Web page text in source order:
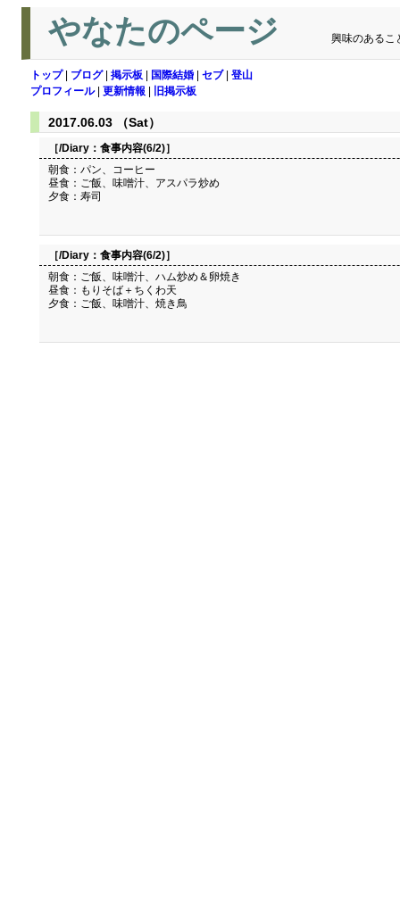
やなたのページ 興味のあるこ
トップ| ブログ| 掲示板 国際結婚 セブ| 登山
プロフィール| 更新情報 旧掲示板
2017.06.03 （Sat）
［/Diary： 食事内容(6/2)］
朝食：パン、コーヒー
昼食：ご飯、味噌汁、アスパラ炒め
夕食：寿司
［/Diary： 食事内容(6/2)］
朝食：ご飯、味噌汁、ハム炒め＆卵焼き
昼食：もりそば＋ちくわ天
夕食：ご飯、味噌汁、焼き鳥